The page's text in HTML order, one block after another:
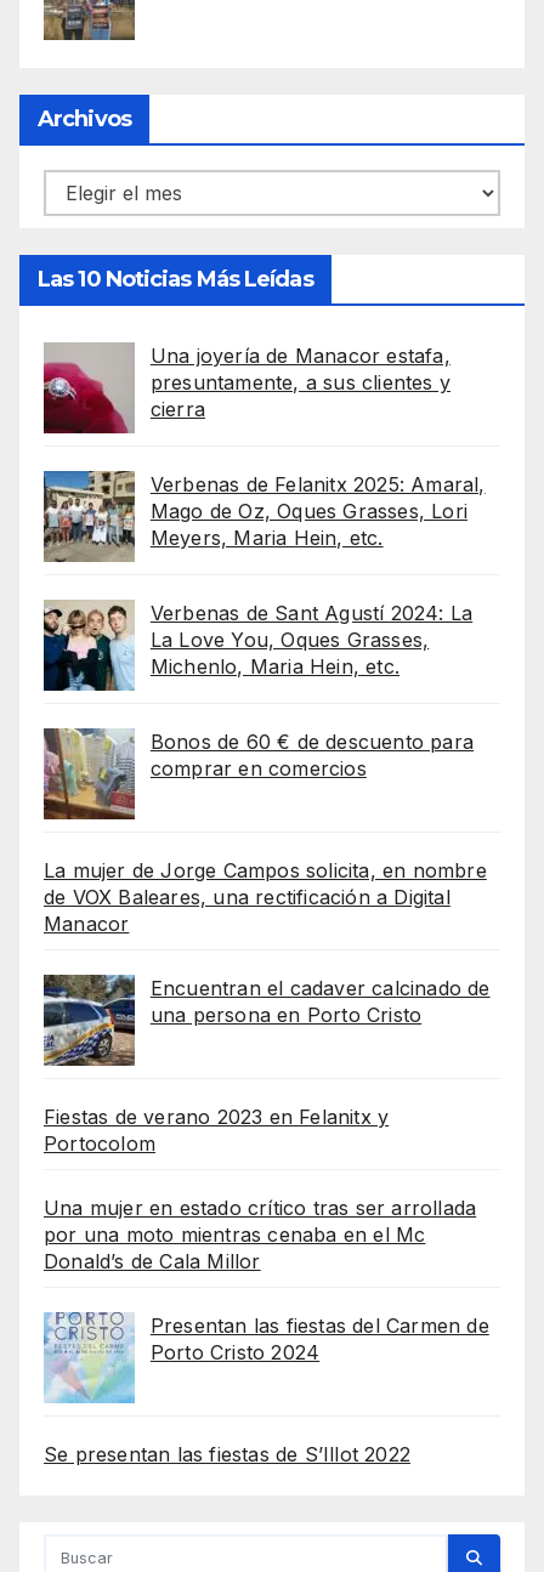
Archivos
Archivos
Las 10 Noticias Más Leídas
Una joyería de Manacor estafa,
presuntamente, a sus clientes y
cierra
Verbenas de Felanitx 2025: Amaral,
Mago de Oz, Oques Grasses, Lori
Meyers, Maria Hein, etc.
Verbenas de Sant Agustí 2024: La
La Love You, Oques Grasses,
Michenlo, Maria Hein, etc.
Bonos de 60 € de descuento para
comprar en comercios
La mujer de Jorge Campos solicita, en nombre
de VOX Baleares, una rectificación a Digital
Manacor
Encuentran el cadaver calcinado de
una persona en Porto Cristo
Fiestas de verano 2023 en Felanitx y
Portocolom
Una mujer en estado crítico tras ser arrollada
por una moto mientras cenaba en el Mc
Donald’s de Cala Millor
Presentan las fiestas del Carmen de
Porto Cristo 2024
Se presentan las fiestas de S’Illot 2022